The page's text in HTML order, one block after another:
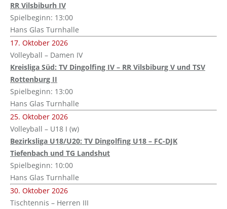
RR Vilsbiburh IV
Spielbeginn: 13:00
Hans Glas Turnhalle
17. Oktober 2026
Volleyball – Damen IV
Kreisliga Süd: TV Dingolfing IV – RR Vilsbiburg V und TSV
Rottenburg II
Spielbeginn: 13:00
Hans Glas Turnhalle
25. Oktober 2026
Volleyball – U18 I (w)
Bezirksliga U18/U20: TV Dingolfing U18 – FC-DJK
Tiefenbach und TG Landshut
Spielbeginn: 10:00
Hans Glas Turnhalle
30. Oktober 2026
Tischtennis – Herren III